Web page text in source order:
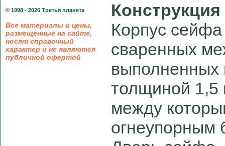
© 1998 - 2026 Третья планета
Все материалы и цены,
размещенные на сайте,
носят справочный
характер и не являются
публичной офертой
Конструкция
Корпус сейфа
сваренных
выполненных
толщиной 1,5
между
огнеупорным